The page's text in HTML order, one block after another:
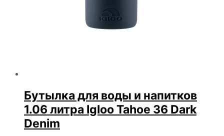
Бутылка для воды и напитков
1.06 литра Igloo Tahoe 36 Dark
Denim